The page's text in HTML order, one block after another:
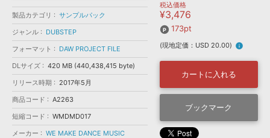
ソフトウェア／ツール »
DAW »
効果音 »
BGM »
ニュースレター »
SONICWIREブログ »
DTMガイド »
FAQ »
お問い合わせ »
音楽カード
楽曲配信流通 サービス
無償のサウンド管理ソフト
ソフト音源 プラグイン・エフェクト
ソフトウェア／ツール 効果音
フォーマット
ランキング
製品カテゴリ
サンプルパック
ジャンル
DUBSTEP
フォーマット
DAW PROJECT FILE
DLサイズ
420 MB (440,438,415 byte)
リリース時期
2017年5月
商品コード
A2263
短縮コード
WMDMD017
メーカー
WE MAKE DANCE MUSIC
税込価格
¥3,476
173pt
(現地定価：USD 20.00) info
カートに入れる
ブックマーク